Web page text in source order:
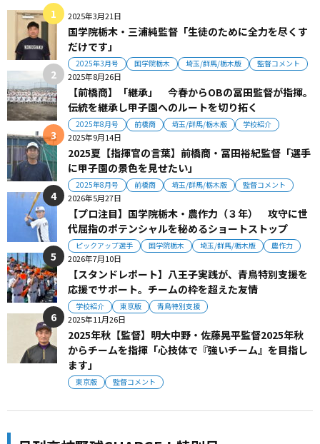
2025年3月21日
国学院栃木・三浦純監督「生徒のために全力を尽くす
だけです」
2025年3月号 国学院栃木 埼玉/群馬/栃木版 監督コメント
2025年8月26日
【前橋商】「継承」 今春からOBの冨田監督が指揮。
伝統を継承し甲子園へのルートを切り拓く
2025年8月号 前橋商 埼玉/群馬/栃木版 学校紹介
2025年9月14日
2025夏【指揮官の言葉】前橋商・冨田裕紀監督「選手
に甲子園の景色を見せたい」
2025年8月号 前橋商 埼玉/群馬/栃木版 監督コメント
2026年5月27日
【プロ注目】国学院栃木・農作力（３年） 攻守に世
代屈指のポテンシャルを秘めるショートストップ
ピックアップ選手 国学院栃木 埼玉/群馬/栃木版 農作力
2026年7月10日
【スタンドレポート】八王子実践が、青鳥特別支援を
応援でサポート。チームの枠を超えた友情
学校紹介 東京版 青鳥特別支援
2025年11月26日
2025年秋【監督】明大中野・佐藤晃平監督2025年秋
からチームを指揮「心技体で『強いチーム』を目指し
ます」
東京版 監督コメント